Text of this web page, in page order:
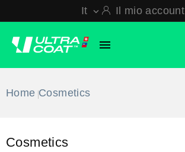
It  Il mio account

Home Cosmetics
Cosmetics